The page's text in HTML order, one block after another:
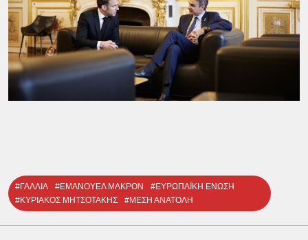
#ΓΑΛΛΙΑ #ΕΜΑΝΟΥΕΛ ΜΑΚΡΟΝ
#ΕΥΡΩΠΑΪΚΗ ΕΝΩΣΗ
#ΚΥΡΙΑΚΟΣ ΜΗΤΣΟΤΑΚΗΣ
#ΜΕΣΗ ΑΝΑΤΟΛΗ